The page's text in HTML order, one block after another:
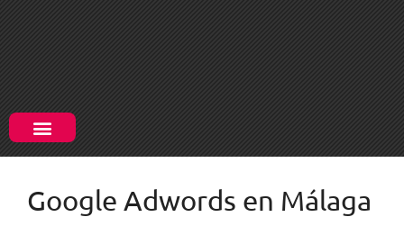
Google Adwords en Málaga